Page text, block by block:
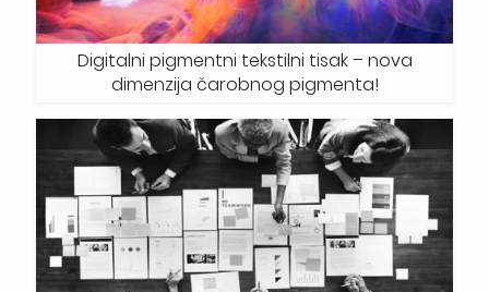
Digitalni pigmentni tekstilni tisak – nova
dimenzija čarobnog pigmenta!